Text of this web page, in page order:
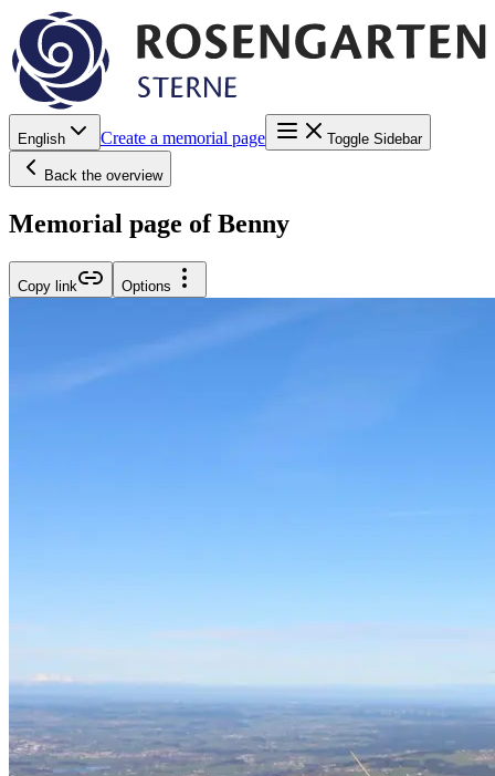
English Create a memorial page Toggle Sidebar
Back the overview
Memorial page of Benny
Copy link Options